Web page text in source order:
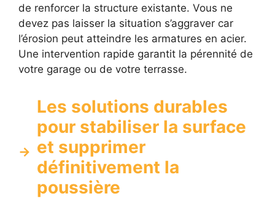
de renforcer la structure existante. Vous ne
devez pas laisser la situation s’aggraver car
l’érosion peut atteindre les armatures en acier.
Une intervention rapide garantit la pérennité de
votre garage ou de votre terrasse.
Les solutions durables
pour stabiliser la surface
et supprimer
définitivement la
poussière